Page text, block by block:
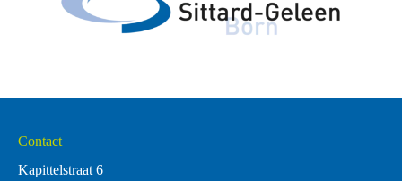
Contact
Kapittelstraat 6